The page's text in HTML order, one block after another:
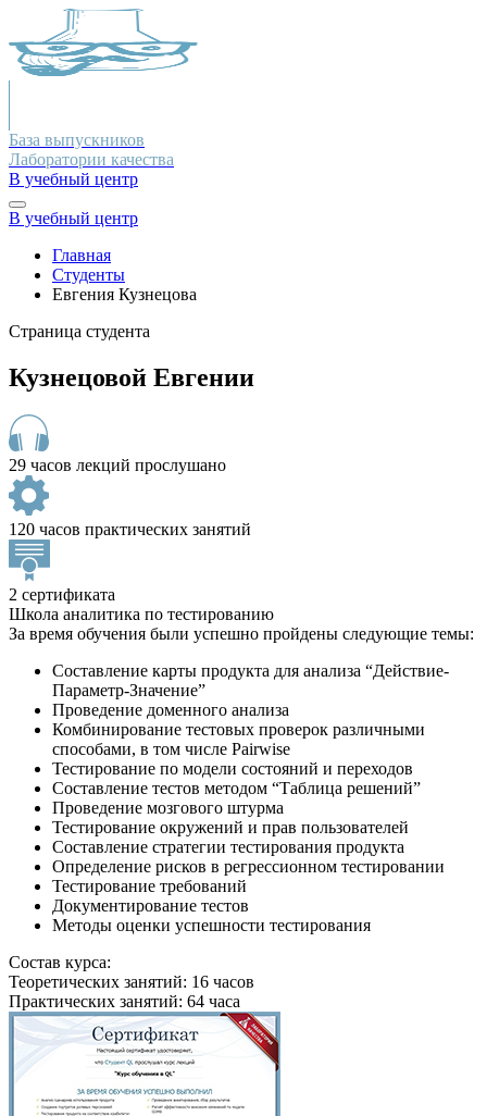
База выпускников
Лаборатории качества
В учебный центр
В учебный центр
Главная
Студенты
Евгения Кузнецова
Страница студента
Кузнецовой Евгении
29 часов лекций прослушано
120 часов практических занятий
2 сертификата
Школа аналитика по тестированию
За время обучения были успешно пройдены следующие темы:
Составление карты продукта для анализа “Действие-
Параметр-Значение”
Проведение доменного анализа
Комбинирование тестовых проверок различными
способами, в том числе Pairwise
Тестирование по модели состояний и переходов
Составление тестов методом “Таблица решений”
Проведение мозгового штурма
Тестирование окружений и прав пользователей
Составление стратегии тестирования продукта
Определение рисков в регрессионном тестировании
Тестирование требований
Документирование тестов
Методы оценки успешности тестирования
Состав курса:
Теоретических занятий: 16 часов
Практических занятий: 64 часа